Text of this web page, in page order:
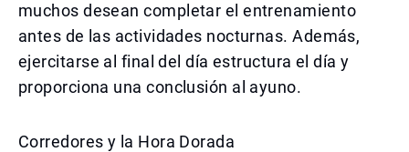
muchos desean completar el entrenamiento
antes de las actividades nocturnas. Además,
ejercitarse al final del día estructura el día y
proporciona una conclusión al ayuno.
Corredores y la Hora Dorada